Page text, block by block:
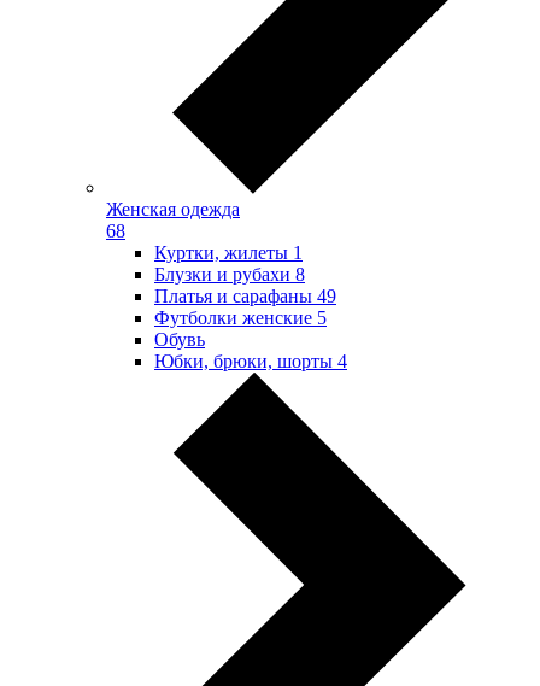
Женская одежда
68
Куртки, жилеты 1
Блузки и рубахи 8
Платья и сарафаны 49
Футболки женские 5
Обувь
Юбки, брюки, шорты 4